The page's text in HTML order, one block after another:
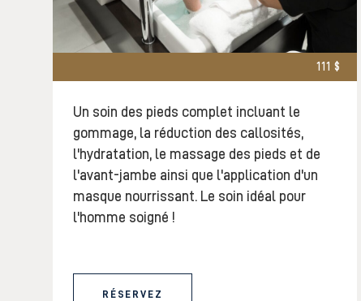
111 $
Un soin des pieds complet incluant le
gommage, la réduction des callosités,
l'hydratation, le massage des pieds et de
l'avant-jambe ainsi que l'application d'un
masque nourrissant. Le soin idéal pour
l'homme soigné !
RÉSERVEZ